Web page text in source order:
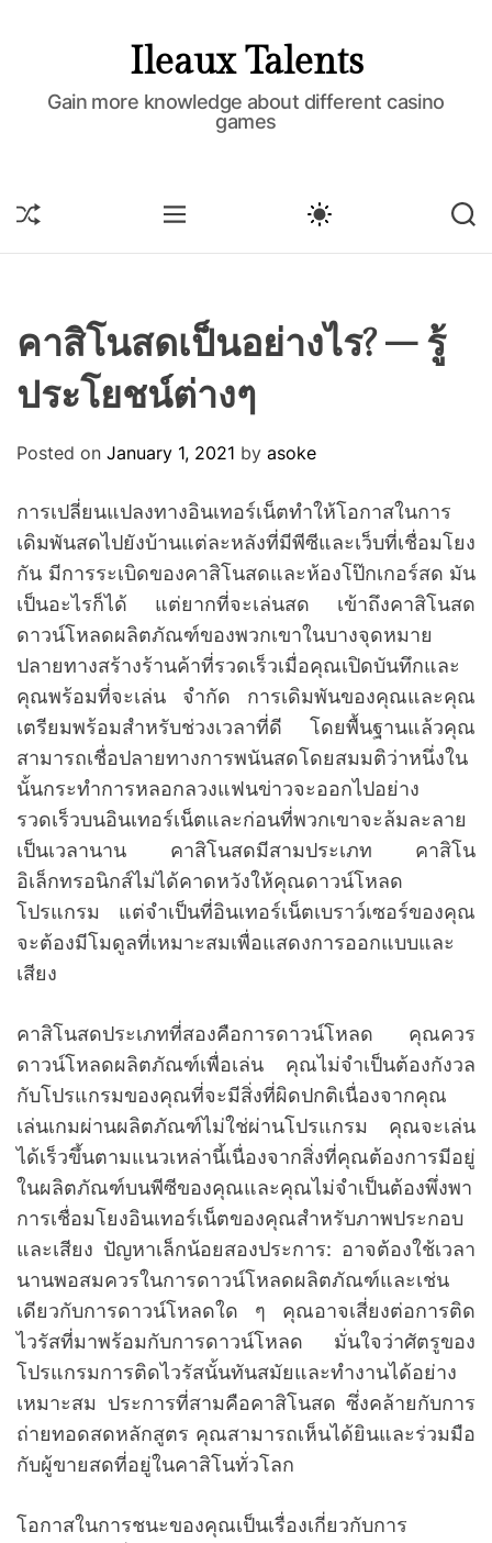
t
Ileaux Talents
Gain more knowledge about different casino
games
S
H
U
E
M
E
N
S
W
I
C
O
O
D
S
E
A
คาสิโนสดเป็นอย่างไร? – รู้
ประโยชน์ต่างๆ
Posted on January 1, 2021 by asoke
การเปลี่ยนแปลงทางอินเทอร์เน็ตทำให้โอกาสในการ
เดิมพันสดไปยังบ้านแต่ละหลังที่มีพีซีและเว็บที่เชื่อมโยง
กัน มีการระเบิดของคาสิโนสดและห้องโป๊กเกอร์สด มัน
เป็นอะไรก็ได้ แต่ยากที่จะเล่นสด เข้าถึงคาสิโนสด
ดาวน์โหลดผลิตภัณฑ์ของพวกเขาในบางจุดหมาย
ปลายทางสร้างร้านค้าที่รวดเร็วเมื่อคุณเปิดบันทึกและ
คุณพร้อมที่จะเล่น จำกัด การเดิมพันของคุณและคุณ
เตรียมพร้อมสำหรับช่วงเวลาที่ดี โดยพื้นฐานแล้วคุณ
สามารถเชื่อปลายทางการพนันสดโดยสมมติว่าหนึ่งใน
นั้นกระทำการหลอกลวงแฟนข่าวจะออกไปอย่าง
รวดเร็วบนอินเทอร์เน็ตและก่อนที่พวกเขาจะล้มละลาย
เป็นเวลานาน คาสิโนสดมีสามประเภท คาสิโน
อิเล็กทรอนิกส์ไม่ได้คาดหวังให้คุณดาวน์โหลด
โปรแกรม แต่จำเป็นที่อินเทอร์เน็ตเบราว์เซอร์ของคุณ
จะต้องมีโมดูลที่เหมาะสมเพื่อแสดงการออกแบบและ
เสียง
คาสิโนสดประเภทที่สองคือการดาวน์โหลด คุณควร
ดาวน์โหลดผลิตภัณฑ์เพื่อเล่น คุณไม่จำเป็นต้องกังวล
กับโปรแกรมของคุณที่จะมีสิ่งที่ผิดปกติเนื่องจากคุณ
เล่นเกมผ่านผลิตภัณฑ์ไม่ใช่ผ่านโปรแกรม คุณจะเล่น
ได้เร็วขึ้นตามแนวเหล่านี้เนื่องจากสิ่งที่คุณต้องการมีอยู่
ในผลิตภัณฑ์บนพีซีของคุณและคุณไม่จำเป็นต้องพึ่งพา
การเชื่อมโยงอินเทอร์เน็ตของคุณสำหรับภาพประกอบ
และเสียง ปัญหาเล็กน้อยสองประการ: อาจต้องใช้เวลา
นานพอสมควรในการดาวน์โหลดผลิตภัณฑ์และเช่น
เดียวกับการดาวน์โหลดใด ๆ คุณอาจเสี่ยงต่อการติด
ไวรัสที่มาพร้อมกับการดาวน์โหลด มั่นใจว่าศัตรูของ
โปรแกรมการติดไวรัสนั้นทันสมัยและทำงานได้อย่าง
เหมาะสม ประการที่สามคือคาสิโนสด ซึ่งคล้ายกับการ
ถ่ายทอดสดหลักสูตร คุณสามารถเห็นได้ยินและร่วมมือ
กับผู้ขายสดที่อยู่ในคาสิโนทั่วโลก
โอกาสในการชนะของคุณเป็นเรื่องเกี่ยวกับการ